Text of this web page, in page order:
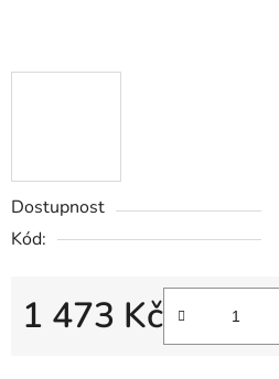
Dostupnost
Kód:
1 473 Kč